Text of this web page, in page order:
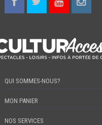
QUI SOMMES-NOUS?
MON PANIER
NOS SERVICES